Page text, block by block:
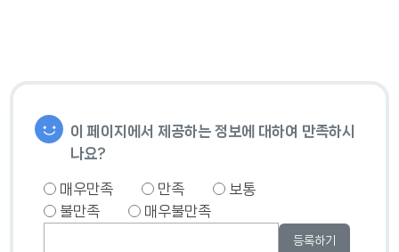
이 페이지에서 제공하는 정보에 대하여 만족하시
나요?
매우만족 만족
보통
불만족
매우불만족